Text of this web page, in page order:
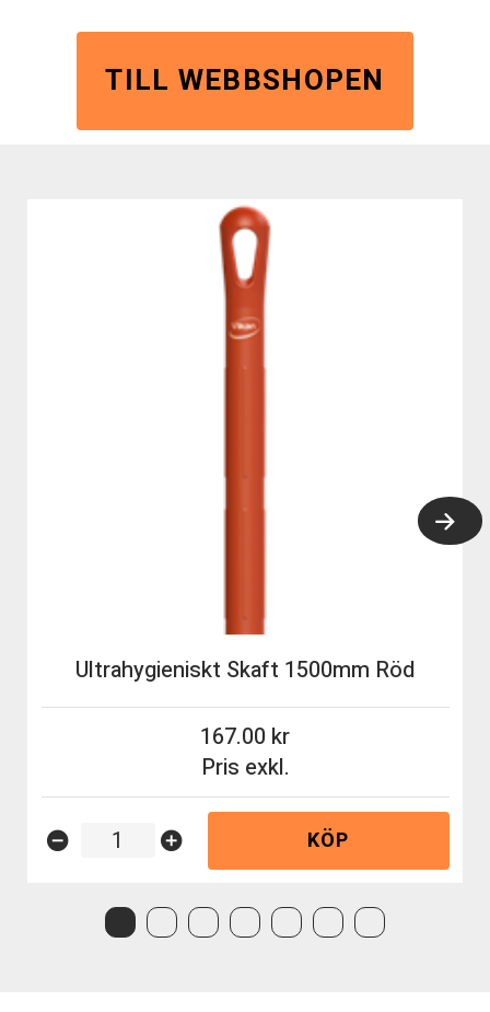
TILL WEBBSHOPEN
Ultrahygieniskt Skaft 1500mm Röd
Pris exkl.
167.00
remove_circle add_circle KÖP